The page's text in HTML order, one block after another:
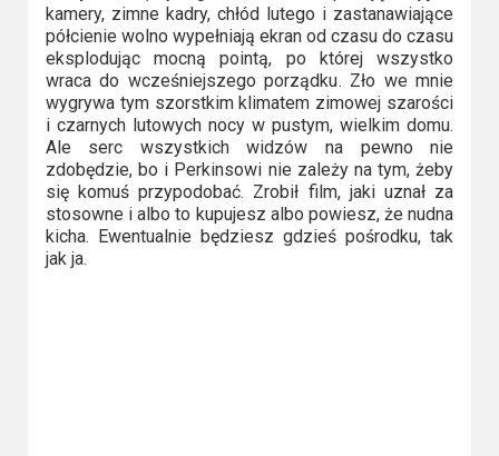
kamery, zimne kadry, chłód lutego i zastanawiające
półcienie wolno wypełniają ekran od czasu do czasu
eksplodując mocną pointą, po której wszystko
wraca do wcześniejszego porządku. Zło we mnie
wygrywa tym szorstkim klimatem zimowej szarości
i czarnych lutowych nocy w pustym, wielkim domu.
Ale serc wszystkich widzów na pewno nie
zdobędzie, bo i Perkinsowi nie zależy na tym, żeby
się komuś przypodobać. Zrobił film, jaki uznał za
stosowne i albo to kupujesz albo powiesz, że nudna
kicha. Ewentualnie będziesz gdzieś pośrodku, tak
jak ja.